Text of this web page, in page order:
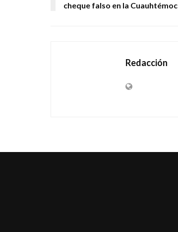
cheque falso en la Cuauhtémoc
Redacción